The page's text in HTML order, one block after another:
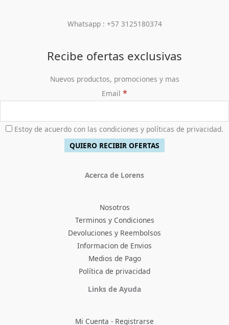
Whatsapp : +57 3125180374
Recibe ofertas exclusivas
Nuevos productos, promociones y mas
Email *
Estoy de acuerdo con las condiciones y políticas de privacidad.
Acerca de Lorens
Nosotros
Terminos y Condiciones
Devoluciones y Reembolsos
Informacion de Envios
Medios de Pago
Política de privacidad
Links de Ayuda
Mi Cuenta - Registrarse
Facebook
Instagram
TikTokPinterest